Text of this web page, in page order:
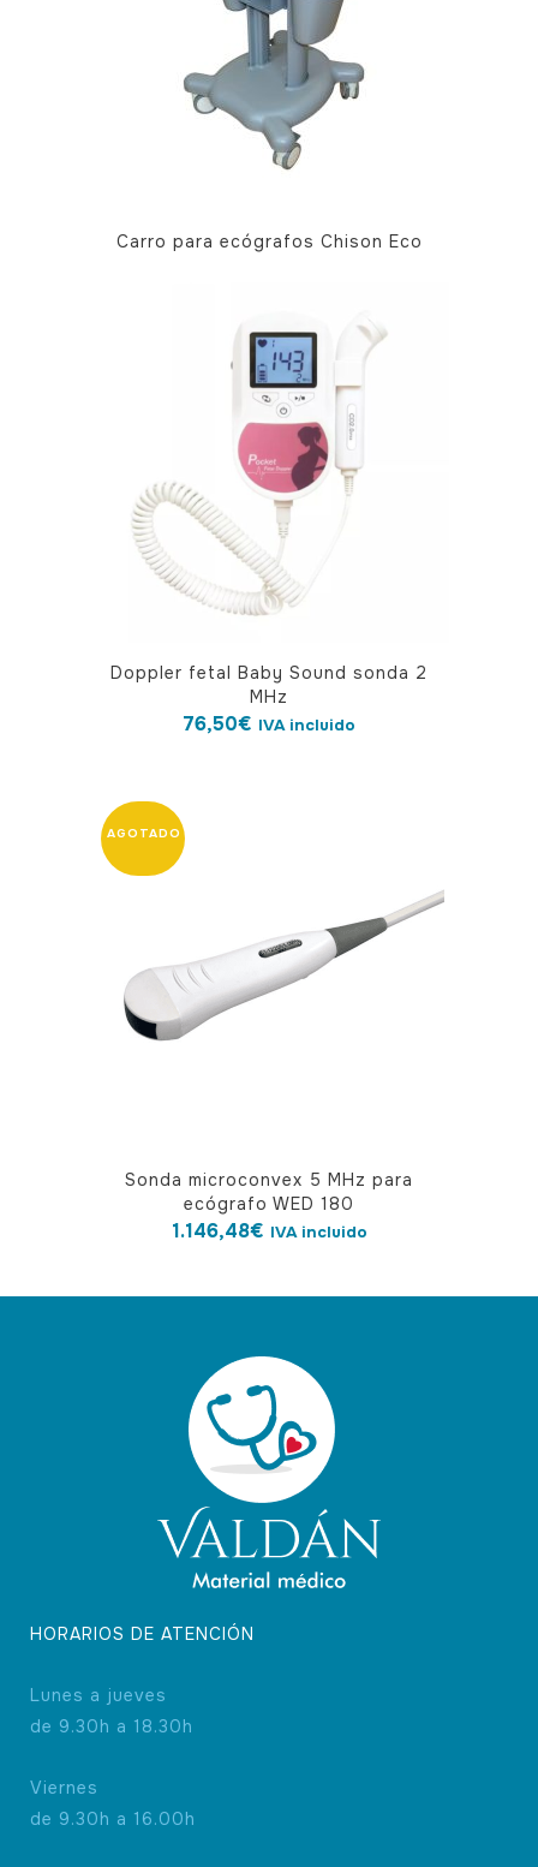
Carro para ecógrafos Chison Eco
Doppler fetal Baby Sound sonda 2
MHz
76,50€ IVA incluido
Sonda microconvex 5 MHz para
ecógrafo WED 180
1.146,48€ IVA incluido
HORARIOS DE ATENCIÓN
Lunes a jueves
de 9.30h a 18.30h
Viernes
de 9.30h a 16.00h